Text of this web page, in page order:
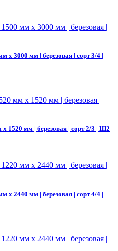
3000 мм | березовая | сорт 3/4 |
1520 мм | березовая | сорт 2/3 | Ш2
2440 мм | березовая | сорт 4/4 |